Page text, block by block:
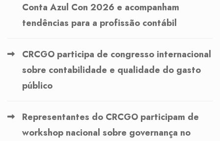
Conta Azul Con 2026 e acompanham
tendências para a profissão contábil
CRCGO participa de congresso internacional
sobre contabilidade e qualidade do gasto
público
Representantes do CRCGO participam de
workshop nacional sobre governança no